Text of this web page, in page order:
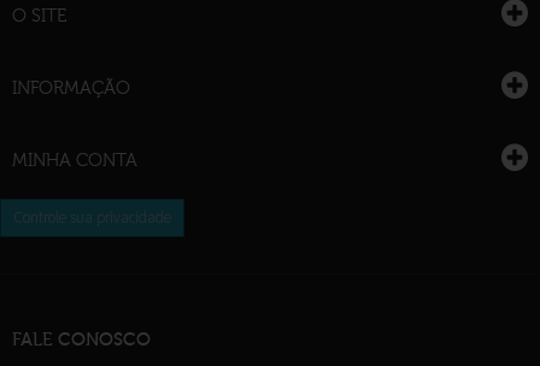
O SITE
INFORMAÇÃO
MINHA CONTA
Controle sua privacidade
FALE CONOSCO